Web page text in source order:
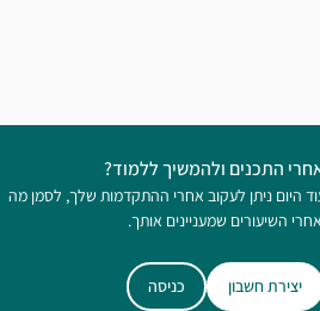
התכנים ולהמשיך ללמוד?
ניתן לעקוב אחרי ההתקדמות שלך, לסמן מה
שמעניינים אותך.
חשבון כניסה